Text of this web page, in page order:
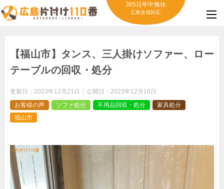
365日年中無休
広島全域対応
【福山市】タンス、三人掛けソファー、ロー
テーブルの回収・処分
更新日： 2023年12月21日 公開日： 2023年12月16日
お客様の声
ソファ処分 不用品回収・処分
家具処分
福山市